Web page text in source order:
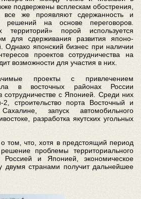
подвержены всплескам обострения,
же проявляют сдержанность и
решений на основе переговоров.
территорий» порой используется
для сдерживания развития японо-
Однако японский бизнес при наличии
проектов сотрудничества на
возможности для участия в них.
проекты с привлечением
в восточных районах России
сотрудничестве с Японией. Среди них
строительство порта Восточный и
запуск автомобильного
разработка якутских угольных
том, что, хотя в предстоящий период
проблемы территориального
и Японией, экономическое
двумя странами получит дальнейшее